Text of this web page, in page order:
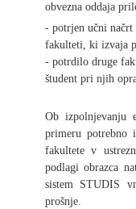
obvezna oddaja
- potrjen učni načrt
fakulteti, ki izvaja
- potrdilo druge
študent pri njih
Ob izpolnjevanju
primeru potrebno
fakultete v
podlagi obrazca
sistem STUDIS
prošnje.